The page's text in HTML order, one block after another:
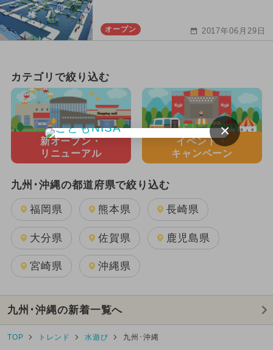
オープン 2017年06月29日
カテゴリで絞り込む
新オープン・
リニューアル
イベント・
キャンペーン
九州･沖縄の都道府県で絞り込む
福岡県 熊本県 長崎県
大分県 佐賀県 鹿児島県
宮崎県 沖縄県
九州･沖縄の新着一覧へ
TOP トレンド 水遊び 九州･沖縄
×